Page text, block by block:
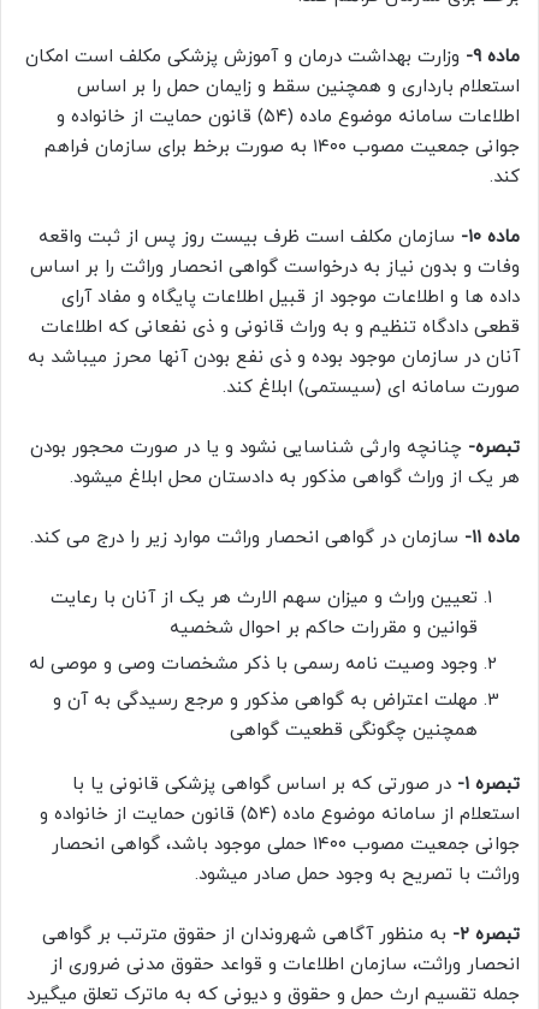
ماده ۹-
وزارت بهداشت درمان و آموزش پزشکی مکلف است امکان
استعلام بارداری و همچنین سقط و زایمان حمل را بر اساس
اطلاعات سامانه موضوع ماده (۵۴) قانون حمایت از خانواده و
جوانی جمعیت مصوب ۱۴۰۰ به صورت برخط برای سازمان فراهم
کند.
ماده ۱۰-
سازمان مکلف است ظرف بیست روز پس از ثبت واقعه
وفات و بدون نیاز به درخواست گواهی انحصار وراثت را بر اساس
داده ها و اطلاعات موجود از قبیل اطلاعات پایگاه و مفاد آرای
قطعی دادگاه تنظیم و به وراث قانونی و ذی نفعانی که اطلاعات
آنان در سازمان موجود بوده و ذی نفع بودن آنها محرز میباشد به
صورت سامانه ای (سیستمی) ابلاغ کند.
تبصره- چنانچه وارثی شناسایی نشود و یا در صورت محجور بودن
هر یک از وراث گواهی مذکور به دادستان محل ابلاغ میشود.
ماده ۱۱- سازمان در گواهی انحصار وراثت موارد زیر را درج می کند.
تعیین وراث و میزان سهم الارث هر یک از آنان با رعایت
قوانین و مقررات حاکم بر احوال شخصیه
وجود وصیت نامه رسمی با ذکر مشخصات وصی و موصی له
مهلت اعتراض به گواهی مذکور و مرجع رسیدگی به آن و
همچنین چگونگی قطعیت گواهی
تبصره ۱-
در صورتی که بر اساس گواهی پزشکی قانونی یا با
استعلام از سامانه موضوع ماده (۵۴) قانون حمایت از خانواده و
جوانی جمعیت مصوب ۱۴۰۰ حملی موجود باشد، گواهی انحصار
وراثت با تصریح به وجود حمل صادر میشود.
تبصره ۲-
به منظور آگاهی شهروندان از حقوق مترتب بر گواهی
انحصار وراثت، سازمان اطلاعات و قواعد حقوق مدنی ضروری از
جمله تقسیم ارث حمل و حقوق و دیونی که به ماترک تعلق میگیرد